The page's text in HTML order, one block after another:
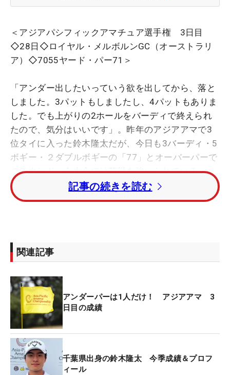
＜アジアパシフィックアマチュア選手権 3日目
◇28日◇ロイヤル・メルボルンGC（オーストラリ
ア）◇7055ヤード・パー71＞
「アンダー出したいっていう欲を出してから、落と
しました。3パットもしましたし、4パットもありま
した。でも上がりの2ホールをバーディで終えられ
たので、気分はいいです」。昨年のアジアアマで3
位タイに入った鈴木隆太だが、今日も3バーディ・5
ボギー・２ダブルボギーの「77」とオーバーパーで
のラウンド。今大会では苦戦を強いられている。
「今日の反省点は、途中で集中力が切れてしまった
やむ。さらに、「そのあと16番パー3で、右15メー
トルくらいからのパットが、風にあおられて全然止
通りのプレーができず、「頭がおかしくなりそうで
した」と苦笑いを浮かべた。
「悪いプレーはしてないんですけど、ちょっとした
ショットのズレで結果が全く変わってくる。12番～
14番はすべてパーオンでしたが、どれも段の上でし
た。あとちょっと手前なら（傾斜で戻って）いいと
記事の続きを読む
関連記事
アンダーパーは1人だけ！ アジアアマ 3
日目の成績
千葉県出身の鈴木隆太 今季成績＆プロフ
ィール